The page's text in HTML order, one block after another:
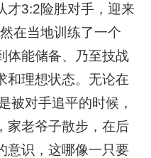
才3:2险胜对手，迎来
在当地训练了一个
体能储备、乃至技战
和理想状态。无论在
被对手追平的时候，
家老爷子散步，在后
意识，这哪像一只要